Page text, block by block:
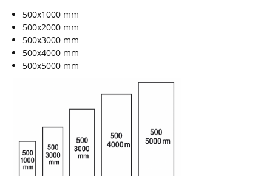
500x1000 mm
500x2000 mm
500x3000 mm
500x4000 mm
500x5000 mm